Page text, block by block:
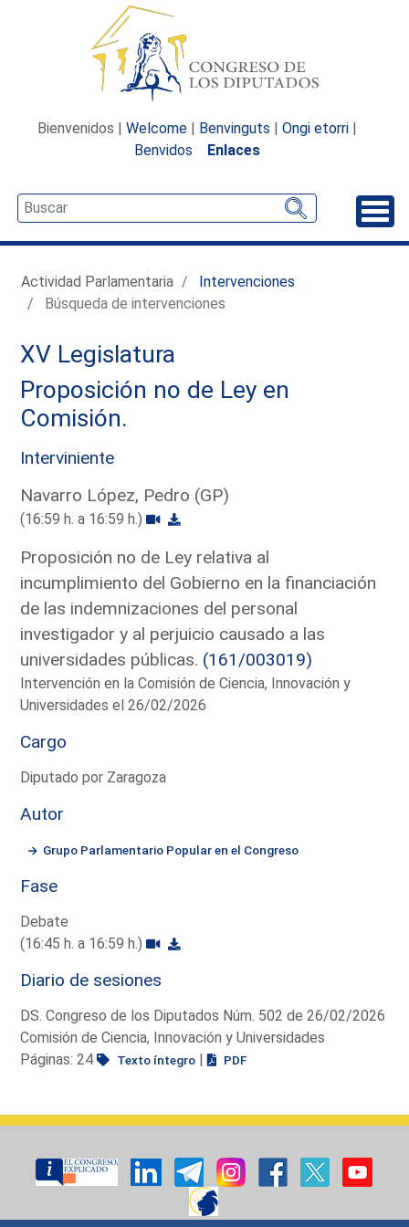
Bienvenidos | Welcome | Benvinguts | Ongi etorri |
Benvidos
Enlaces
Actividad Parlamentaria
Intervenciones
Búsqueda de intervenciones
XV Legislatura
Proposición no de Ley en
Comisión.
Interviniente
Navarro López, Pedro (GP)
(16:59 h. a 16:59 h.)
Proposición no de Ley relativa al
incumplimiento del Gobierno en la financiación
de las indemnizaciones del personal
investigador y al perjuicio causado a las
universidades públicas. (161/003019)
Intervención en la Comisión de Ciencia, Innovación y
Universidades el 26/02/2026
Cargo
Diputado por Zaragoza
Autor
Grupo Parlamentario Popular en el Congreso
Fase
Debate
(16:45 h. a 16:59 h.)
Diario de sesiones
DS. Congreso de los Diputados Núm. 502 de 26/02/2026
Comisión de Ciencia, Innovación y Universidades
Páginas: 24
Texto íntegro | PDF